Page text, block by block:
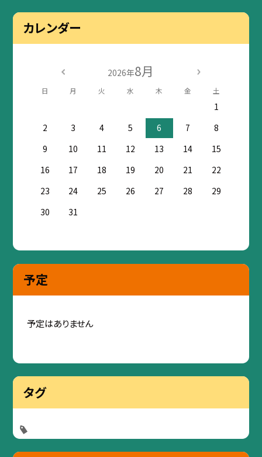
カレンダー
2026年8月
日 月 火 水 木 金 土
1
2
3 4 5 6 7
8
9
10 11 12 13 14
15
16
17 18 19 20 21
22
23
24 25 26 27 28
29
30
31
予定
予定はありません
タグ